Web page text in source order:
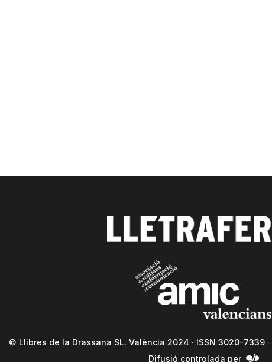
© Llibres de la Drassana SL. València 2024 · ISSN 3020-7339 ·
Difusió controlada per